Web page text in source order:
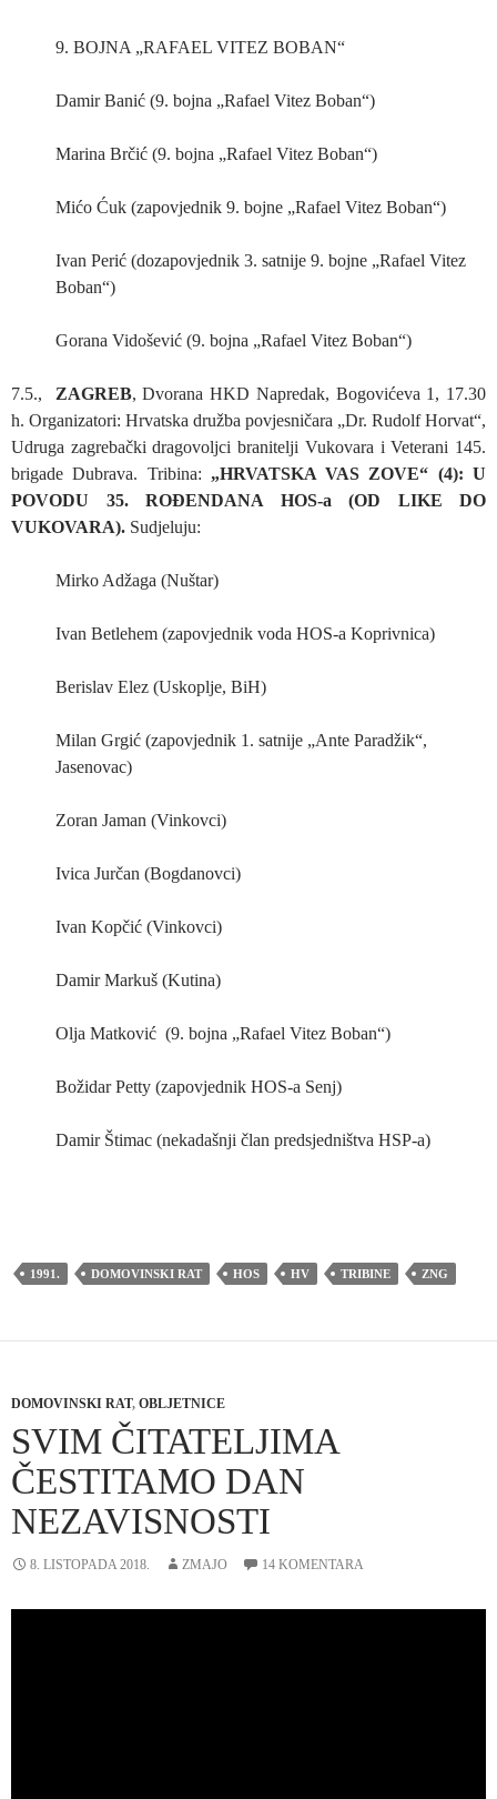
9. BOJNA „RAFAEL VITEZ BOBAN“
Damir Banić (9. bojna „Rafael Vitez Boban“)
Marina Brčić (9. bojna „Rafael Vitez Boban“)
Mićo Ćuk (zapovjednik 9. bojne „Rafael Vitez Boban“)
Ivan Perić (dozapovjednik 3. satnije 9. bojne „Rafael Vitez
Boban“)
Gorana Vidošević (9. bojna „Rafael Vitez Boban“)
7.5., ZAGREB, Dvorana HKD Napredak, Bogovićeva 1, 17.30
h. Organizatori: Hrvatska družba povjesničara „Dr. Rudolf Horvat“,
Udruga zagrebački dragovoljci branitelji Vukovara i Veterani 145.
brigade Dubrava. Tribina: „HRVATSKA VAS ZOVE“ (4): U
POVODU 35. ROĐENDANA HOS-a (OD LIKE DO
VUKOVARA). Sudjeluju:
Mirko Adžaga (Nuštar)
Ivan Betlehem (zapovjednik voda HOS-a Koprivnica)
Berislav Elez (Uskoplje, BiH)
Milan Grgić (zapovjednik 1. satnije „Ante Paradžik“,
Jasenovac)
Zoran Jaman (Vinkovci)
Ivica Jurčan (Bogdanovci)
Ivan Kopčić (Vinkovci)
Damir Markuš (Kutina)
Olja Matković (9. bojna „Rafael Vitez Boban“)
Božidar Petty (zapovjednik HOS-a Senj)
Damir Štimac (nekadašnji član predsjedništva HSP-a)
1991. DOMOVINSKI RAT HOS HV TRIBINE ZNG
DOMOVINSKI RAT, OBLJETNICE
SVIM ČITATELJIMA
ČESTITAMO DAN
NEZAVISNOSTI
8. LISTOPADA 2018. ZMAJO 14 KOMENTARA